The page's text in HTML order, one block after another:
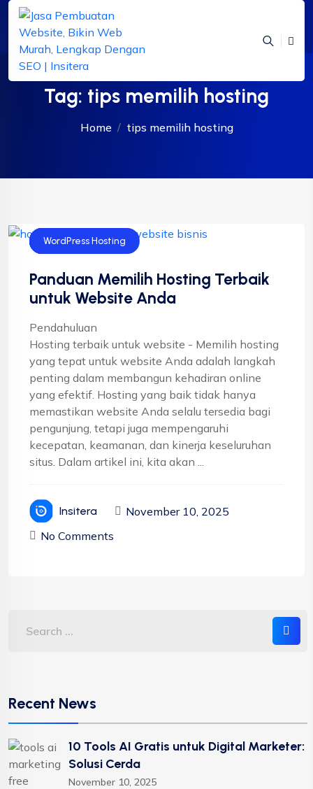
Tag: tips memilih hosting
Home tips memilih hosting
Bisnis
Cloud Hosting
Shared Hosting
Website
WordPress Hosting
Panduan Memilih Hosting Terbaik
untuk Website Anda
Pendahuluan
Hosting terbaik untuk website - Memilih hosting
yang tepat untuk website Anda adalah langkah
penting dalam membangun kehadiran online
yang efektif. Hosting yang baik tidak hanya
memastikan website Anda selalu tersedia bagi
pengunjung, tetapi juga mempengaruhi
kecepatan, keamanan, dan kinerja keseluruhan
situs. Dalam artikel ini, kita akan ...
Insitera
November 10, 2025
No Comments
Recent News
10 Tools AI Gratis untuk Digital Marketer:
Solusi Cerda
November 10, 2025